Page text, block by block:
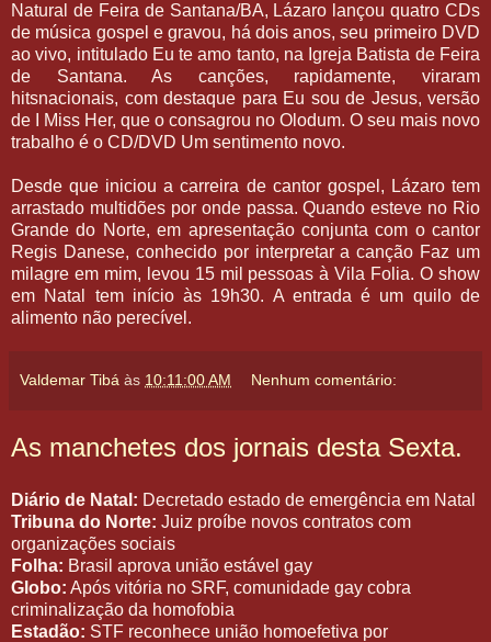
Natural de Feira de Santana/BA, Lázaro lançou quatro CDs
de música gospel e gravou, há dois anos, seu primeiro DVD
ao vivo, intitulado Eu te amo tanto, na Igreja Batista de Feira
de Santana. As canções, rapidamente, viraram
hitsnacionais, com destaque para Eu sou de Jesus, versão
de I Miss Her, que o consagrou no Olodum. O seu mais novo
trabalho é o CD/DVD Um sentimento novo.
Desde que iniciou a carreira de cantor gospel, Lázaro tem
arrastado multidões por onde passa. Quando esteve no Rio
Grande do Norte, em apresentação conjunta com o cantor
Regis Danese, conhecido por interpretar a canção Faz um
milagre em mim, levou 15 mil pessoas à Vila Folia. O show
em Natal tem início às 19h30. A entrada é um quilo de
alimento não perecível.
Valdemar Tibá às 10:11:00 AM Nenhum comentário:
As manchetes dos jornais desta Sexta.
Diário de Natal: Decretado estado de emergência em Natal
Tribuna do Norte: Juiz proíbe novos contratos com
organizações sociais
Folha: Brasil aprova união estável gay
Globo: Após vitória no SRF, comunidade gay cobra
criminalização da homofobia
Estadão: STF reconhece união homoefetiva por